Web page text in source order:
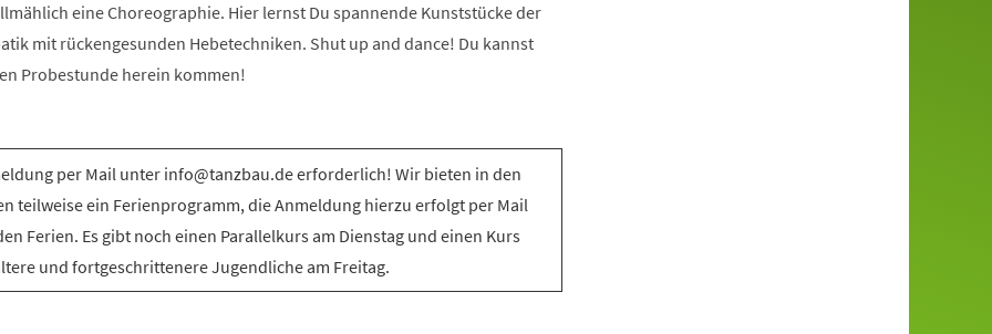
eine Choreographie. Hier lernst Du spannende Kunststücke der
mit rückengesunden Hebetechniken. Shut up and dance! Du kannst
Probestunde herein kommen!
per Mail unter info@tanzbau.de erforderlich! Wir bieten in den
teilweise ein Ferienprogramm, die Anmeldung hierzu erfolgt per Mail
Ferien. Es gibt noch einen Parallelkurs am Dienstag und einen Kurs
und fortgeschrittenere Jugendliche am Freitag.